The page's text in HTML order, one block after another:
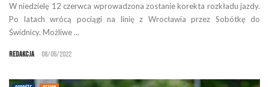
W niedzielę 12 czerwca wprowadzona zostanie korekta rozkładu jazdy.
Po latach wrócą pociągi na linię z Wrocławia przez Sobótkę do
Świdnicy. Możliwe ...
Redakcja 08/06/2022